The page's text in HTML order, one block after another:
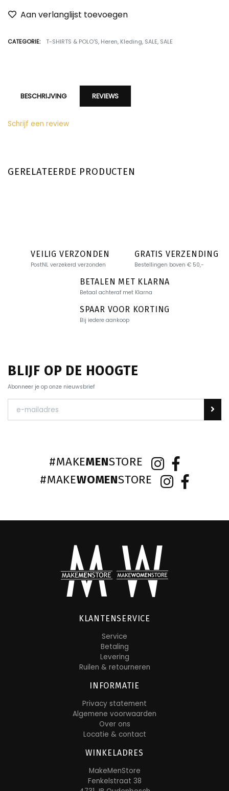
Aan verlanglijst toevoegen
CATEGORIE: T-SHIRTS & POLO'S, Heren, Kleding, SALE, SALE
BESCHRIJVING REVIEWS
Schrijf een review
GERELATEERDE PRODUCTEN
VEILIG VERZONDEN
PostNL verzekerd verzonden
GRATIS VERZENDING
Bestellingen boven € 50,-
BETALEN MET KLARNA
Betaal achteraf met Klarna
SPAAR VOOR KORTING
Bij iedere aankoop
BLIJF OP DE HOOGTE
Abonneer je op onze nieuwsbrief
#MAKEMENSTORE
#MAKEWOMENSTORE
KLANTENSERVICE
Service
Betaling
Levering
Ruilen & retourneren
INFORMATIE
Privacy statement
Algemene voorwaarden
Over ons
Locatie & contact
WINKELADRES
MakeMenStore
Fenkelstraat 38